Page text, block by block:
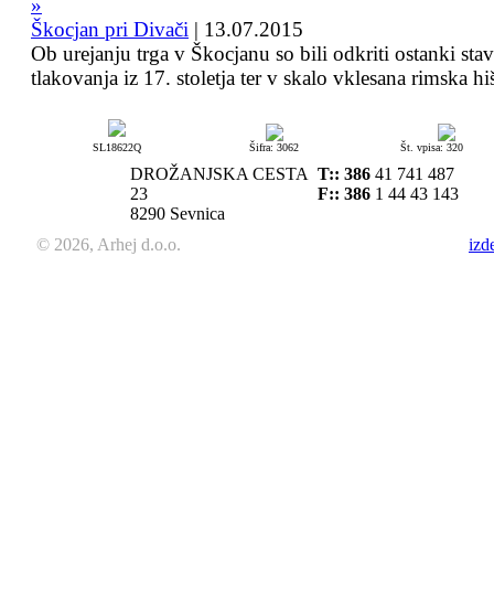
Škocjan pri Divači | 13.07.2015
Ob urejanju trga v Škocjanu so bili odkriti ostanki
tlakovanja iz 17. stoletja ter v skalo vklesana rimska
SL18622Q Šifra: 3062 Št. vpisa: 320
DROŽANJSKA CESTA
23
8290 Sevnica
T:: 386 41 741 487
F:: 386 1 44 43 143
© 2026, Arhej d.o.o.